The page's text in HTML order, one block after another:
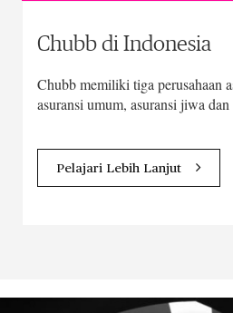
Chubb di Indonesia
Chubb memiliki tiga perusahaan
asuransi umum, asuransi jiwa
Pelajari Lebih Lanjut